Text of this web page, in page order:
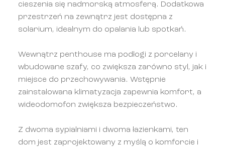
cieszenia się nadmorską atmosferą. Dodatkowa
przestrzeń na zewnątrz jest dostępna z
solarium, idealnym do opalania lub spotkań.
Wewnątrz penthouse ma podłogi z porcelany i
wbudowane szafy, co zwiększa zarówno styl, jak i
miejsce do przechowywania. Wstępnie
zainstalowana klimatyzacja zapewnia komfort, a
wideodomofon zwiększa bezpieczeństwo.
Z dwoma sypialniami i dwoma łazienkami, ten
dom jest zaprojektowany z myślą o komforcie i